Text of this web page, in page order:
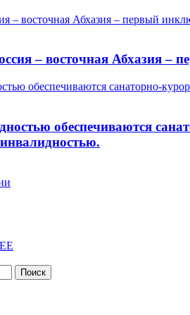
– восточная Абхазия –
обеспечиваются